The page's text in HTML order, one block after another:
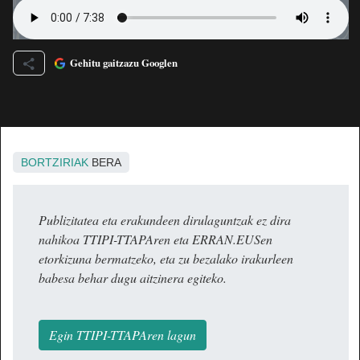
Gehitu gaitzazu Googlen
BORTZIRIAK BERA
Publizitatea eta erakundeen dirulaguntzak ez dira
nahikoa TTIPI-TTAPAren eta ERRAN.EUSen
etorkizuna bermatzeko, eta zu bezalako irakurleen
babesa behar dugu aitzinera egiteko.
Egin TTIPI-TTAPAren lagun